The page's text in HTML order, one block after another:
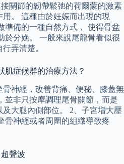
關節的韌帶鬆弛的荷爾蒙的激素
。 這種由於妊娠而出現的現
準備的一種自然方式， 使得骨盆
於分娩。 一般來說尾龍骨看似很
弄清楚。
肌症候群的治療方法？
神經，改善背痛、便秘、膝蓋無
並非只按摩調理尾骨關節，而是
大腿內側部位。 2、子宮增大壓
骨神經或者周圍的組織導致疼
聲波